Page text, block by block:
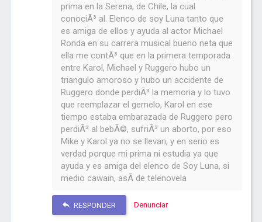
prima en la Serena, de Chile, la cual
conociÃ³ al. Elenco de soy Luna tanto que
es amiga de ellos y ayuda al actor Michael
Ronda en su carrera musical bueno neta que
ella me contÃ³ que en la primera temporada
entre Karol, Michael y Ruggero hubo un
triangulo amoroso y hubo un accidente de
Ruggero donde perdiÃ³ la memoria y lo tuvo
que reemplazar el gemelo, Karol en ese
tiempo estaba embarazada de Ruggero pero
perdiÃ³ al bebÃ©, sufriÃ³ un aborto, por eso
Mike y Karol ya no se llevan, y en serio es
verdad porque mi prima ni estudia ya que
ayuda y es amiga del elenco de Soy Luna, si
medio cawain, asÃ­ de telenovela
RESPONDER Denunciar